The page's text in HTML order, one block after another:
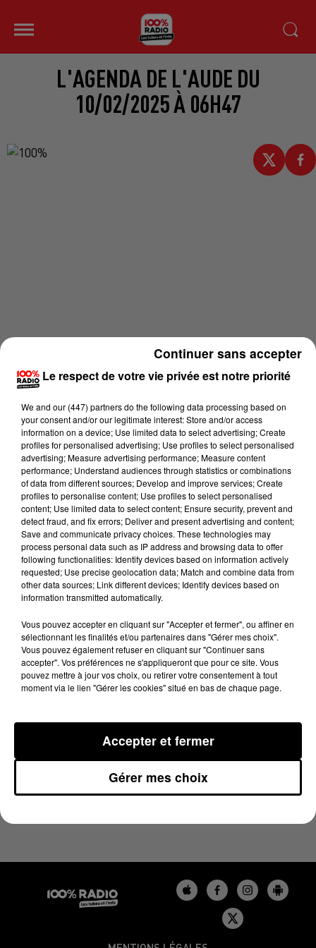
L'AGENDA DE L'AUDE DU
10/02/2025 À 06H47
Lecture (1 min 13 sec)
100%
10 février 2025 - 1 min 13 sec
L'AGENDA DE L'AUDE DU 10/02/2025 À 06H47
Le respect de votre vie privée est notre priorité
We and our (447) partnersdo the following data processing based on
your consent and/or our legitimate interest: Store and/or access
information on a device; Use limited data to select advertising; Create
profiles for personalised advertising; Use profiles to select personalised
advertising; Measure advertising performance; Measure content
performance; Understand audiences through statistics or combinations
of data from different sources; Develop and improve services; Create
profiles to personalise content; Use profiles to select personalised
content; Use limited data to select content; Ensure security, prevent and
detect fraud, and fix errors; Deliver and present advertising and content;
Save and communicate privacy choices. These technologies may
process personal data such as IP address and browsing data to offer
following functionalities: Identify devices based on information actively
requested; Use precise geolocation data; Match and combine data from
other data sources; Link different devices; Identify devices based on
information transmitted automatically.
Vous pouvez accepter en cliquant sur "Accepter et fermer", ou affiner en
sélectionnant les finalités et/ou partenaires dans "Gérer mes choix".
Vous pouvez également refuser en cliquant sur "Continuer sans
accepter". Vos préférences ne s'appliqueront que pour ce site. Vous
pouvez mettre à jour vos choix, ou retirer votre consentement à tout
moment via le lien "Gérer les cookies" situé en bas de chaque page.
Gérer mes choix
Accepter et fermer
Continuer sans accepter